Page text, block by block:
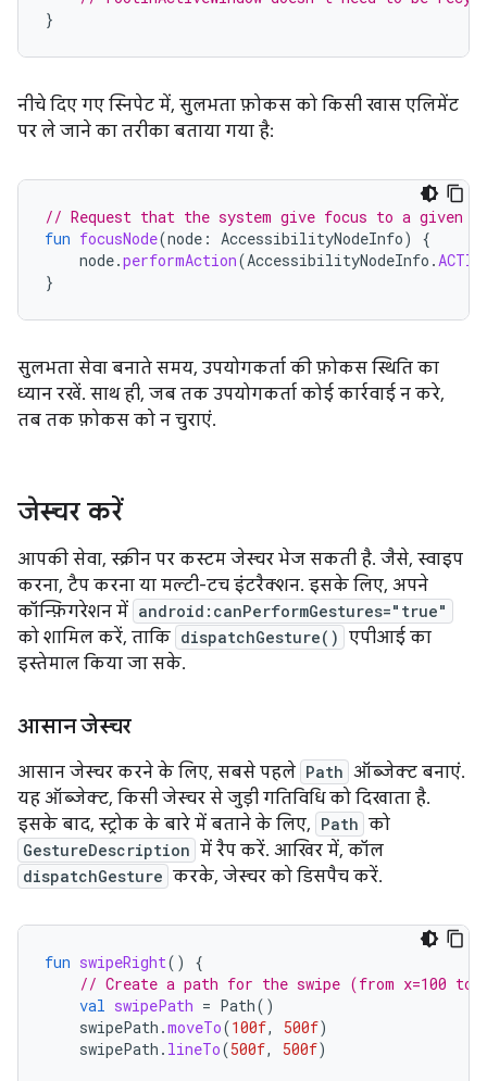
}
नीचे दिए गए स्निपेट में, सुलभता फ़ोकस को किसी खास एलिमेंट
पर ले जाने का तरीका बताया गया है:
// Request that the system give focus to a given
fun focusNode(node : AccessibilityNodeInfo)
{
node.performAction(AccessibilityNodeInfo .
}
सुलभता सेवा बनाते समय, उपयोगकर्ता की फ़ोकस स्थिति का
ध्यान रखें. साथ ही, जब तक उपयोगकर्ता कोई कार्रवाई न करे,
तब तक फ़ोकस को न चुराएं.
जेस्चर करें
आपकी सेवा, स्क्रीन पर कस्टम जेस्चर भेज सकती है. जैसे, स्वाइप
करना, टैप करना या मल्टी-टच इंटरैक्शन. इसके लिए, अपने
कॉन्फ़िगरेशन में android:canPerformGestures="true"
को शामिल करें, ताकि dispatchGesture() एपीआई का
इस्तेमाल किया जा सके.
आसान जेस्चर
आसान जेस्चर करने के लिए, सबसे पहले Path ऑब्जेक्ट बनाएं.
यह ऑब्जेक्ट, किसी जेस्चर से जुड़ी गतिविधि को दिखाता है.
इसके बाद, स्ट्रोक के बारे में बताने के लिए, Path को
GestureDescription में रैप करें. आखिर में, कॉल
dispatchGesture करके, जेस्चर को डिसपैच करें.
fun swipeRight()
{
// Create a path for the swipe (from x=100 to
val swipePath = Path()
swipePath .moveTo(100f, 500f)
swipePath . lineTo(500f, 500f)